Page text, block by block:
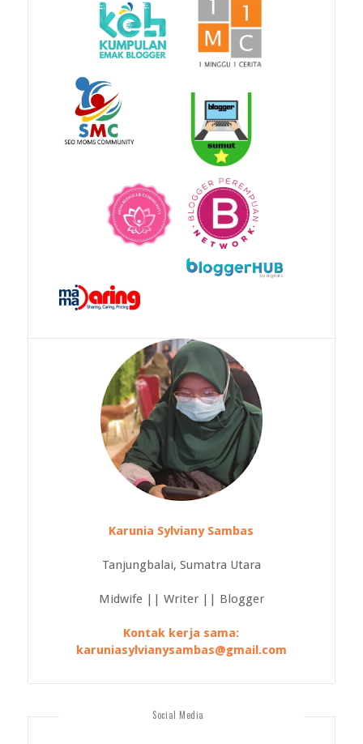
Karunia Sylviany Sambas
Tanjungbalai, Sumatra Utara
Midwife || Writer || Blogger
Kontak kerja sama:
karuniasylvianysambas@gmail.com
Social Media